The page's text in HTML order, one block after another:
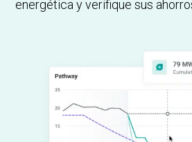
energética y verifique sus